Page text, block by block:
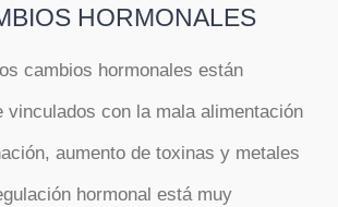
HORMONALES
cambios hormonales están
vinculados con la mala alimentación
aumento de toxinas y metales
hormonal está muy